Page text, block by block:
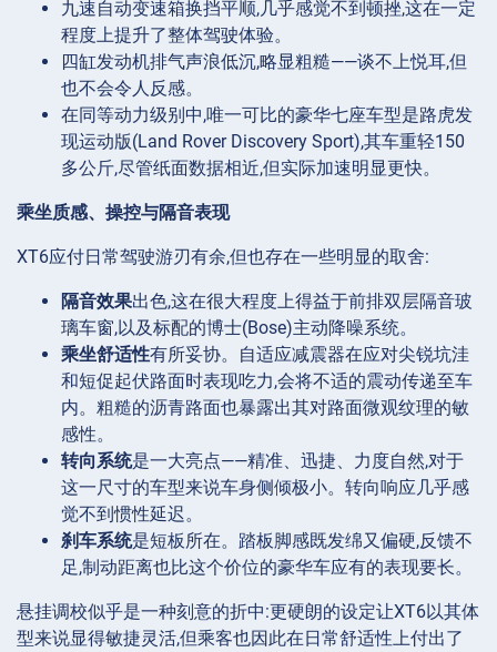
九速自动变速箱换挡平顺,几乎感觉不到顿挫,这在一定
程度上提升了整体驾驶体验。
四缸发动机排气声浪低沉,略显粗糙——谈不上悦耳,但
也不会令人反感。
在同等动力级别中,唯一可比的豪华七座车型是路虎发
现运动版(Land Rover Discovery Sport),其车重轻150
多公斤,尽管纸面数据相近,但实际加速明显更快。
乘坐质感、操控与隔音表现
XT6应付日常驾驶游刃有余,但也存在一些明显的取舍:
隔音效果出色,这在很大程度上得益于前排双层隔音玻
璃车窗,以及标配的博士(Bose)主动降噪系统。
乘坐舒适性有所妥协。自适应减震器在应对尖锐坑洼
和短促起伏路面时表现吃力,会将不适的震动传递至车
内。粗糙的沥青路面也暴露出其对路面微观纹理的敏
感性。
转向系统是一大亮点——精准、迅捷、力度自然,对于
这一尺寸的车型来说车身侧倾极小。转向响应几乎感
觉不到惯性延迟。
刹车系统是短板所在。踏板脚感既发绵又偏硬,反馈不
足,制动距离也比这个价位的豪华车应有的表现要长。
悬挂调校似乎是一种刻意的折中:更硬朗的设定让XT6以其体
型来说显得敏捷灵活,但乘客也因此在日常舒适性上付出了